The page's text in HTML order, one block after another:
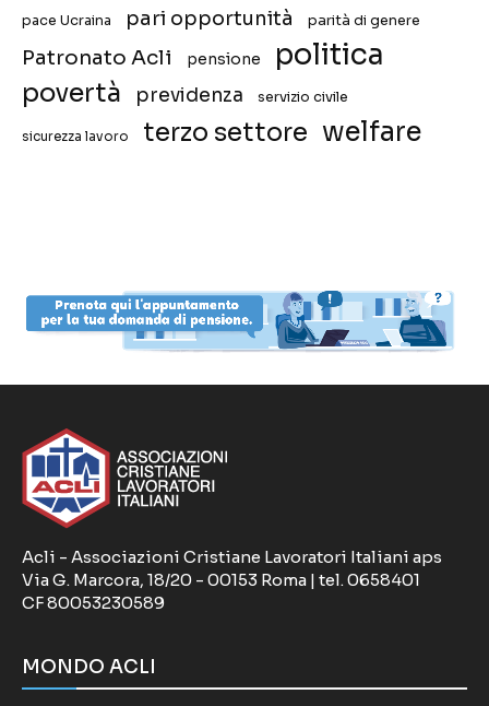
pace Ucraina pari opportunità parità di genere
Patronato Acli pensione politica
povertà previdenza servizio civile
sicurezza lavoro terzo settore welfare
Acli - Associazioni Cristiane Lavoratori Italiani aps
Via G. Marcora, 18/20 - 00153 Roma | tel. 0658401
CF 80053230589
MONDO ACLI